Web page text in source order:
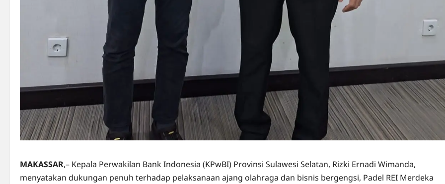
MAKASSAR,– Kepala Perwakilan Bank Indonesia (KPwBI) Provinsi Sulawesi Selatan, Rizki Ernadi Wimanda,
menyatakan dukungan penuh terhadap pelaksanaan ajang olahraga dan bisnis bergengsi, Padel REI Merdeka